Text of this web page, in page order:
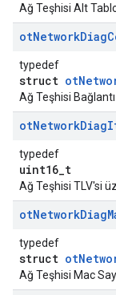
Ağ Teşhisi Alt
otNetworkDiag
typedef
struct
Ağ Teşhisi
otNetworkDiag
typedef
uint16_t
Ağ Teşhisi TLV'si
otNetworkDiag
typedef
struct
Ağ Teşhisi Mac